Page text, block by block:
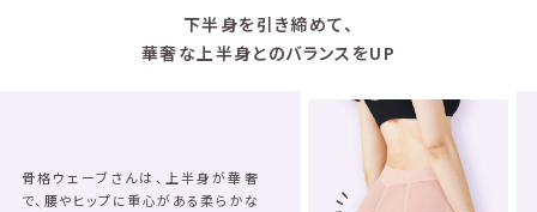
下半身を引き締めて、
華奢な上半身とのバランスをUP
骨格ウェーブさんは、上半身が華奢
で、腰やヒップに重心がある柔らかな